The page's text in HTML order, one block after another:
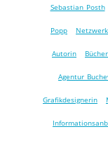
Sebastian Posth
Popp
Autorin
Agentur
Grafikdesignerin